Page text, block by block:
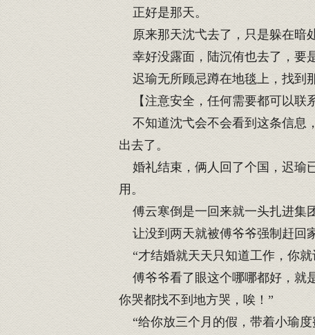
正好是那天。
原来那天沈弋去了，只是躲在暗
幸好没露面，陆沉侑也去了，要
迟瑜无所顾忌蹲在地毯上，找到
【注意安全，任何需要都可以联
不知道沈弋会不会看到这条信息
出去了。
婚礼结束，俩人回了个国，迟瑜
用。
傅云寒倒是一回来就一头扎进集
让没到两天就被傅爷爷强制赶回家
“才结婚就天天只知道工作，你就
傅爷爷看了眼这个哪哪都好，就
你哭都找不到地方哭，唉！”
“给你放三个月的假，带着小瑜度